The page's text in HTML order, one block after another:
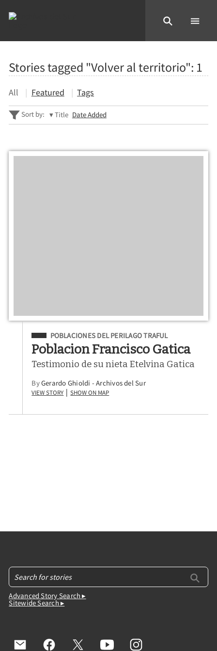
Stories tagged "Volver al territorio": 1
All Featured Tags
Sort by: Title Date Added
Filed Under
POBLACIONES DEL PERILAGO TRAFUL
Poblacion Francisco Gatica
Testimonio de su nieta Etelvina Gatica
ByGerardo Ghioldi - Archivos del Sur
View Story | Show on Map
Advanced Story Search ▸
Sitewide Search ▸